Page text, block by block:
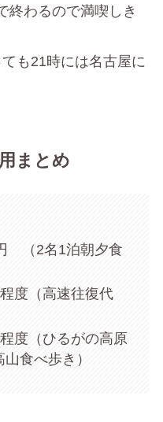
終わるので満喫しき
も21時には名古屋に
まとめ
（2名1泊朝夕食
度（高速往復代
度（ひるがの高原
食べ歩き）